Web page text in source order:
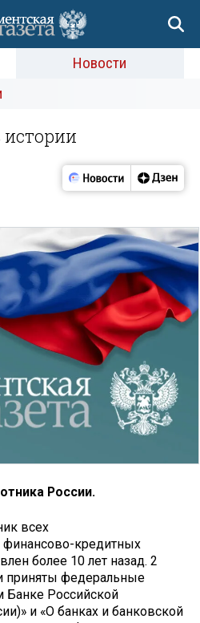
Новости
истории
России.
всех
финансово-кредитных
более 10 лет назад. 2
приняты федеральные
Банке Российской
и «О банках и банковской